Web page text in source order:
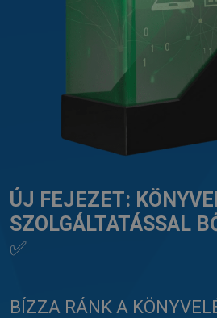
ÚJ FEJEZET:
SZOLGÁLTATÁSSAL
✅
BÍZZA RÁNK A